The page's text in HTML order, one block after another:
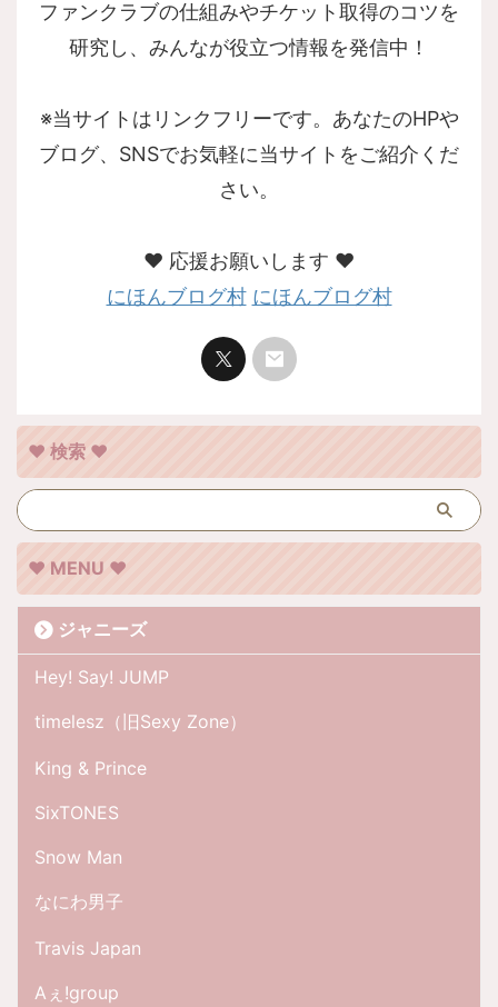
ファンクラブの仕組みやチケット取得のコツを
研究し、みんなが役立つ情報を発信中！
※当サイトはリンクフリーです。あなたのHPや
ブログ、SNSでお気軽に当サイトをご紹介くだ
さい。
❤︎ 応援お願いします ❤︎
にほんブログ村 にほんブログ村
❤︎ 検索 ❤︎
❤︎ MENU ❤︎
ジャニーズ
Hey! Say! JUMP
timelesz（旧Sexy Zone）
King & Prince
SixTONES
Snow Man
なにわ男子
Travis Japan
Aぇ!group